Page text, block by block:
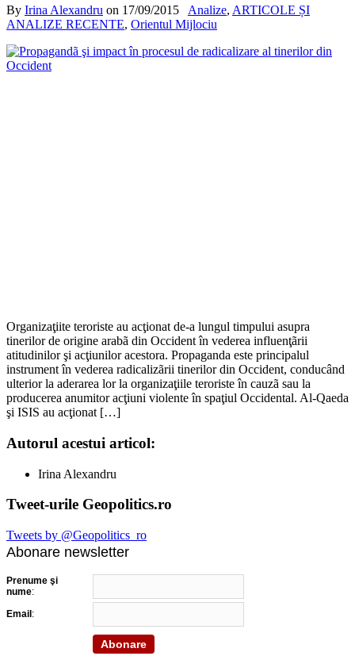
By Irina Alexandru on 17/09/2015 Analize, ARTICOLE ȘI
ANALIZE RECENTE, Orientul Mijlociu
Organizaţiite teroriste au acţionat de-a lungul timpului asupra
tinerilor de origine arabã din Occident în vederea influenţãrii
atitudinilor şi acţiunilor acestora. Propaganda este principalul
instrument în vederea radicalizãrii tinerilor din Occident, conducând
ulterior la aderarea lor la organizaţiile teroriste în cauzã sau la
producerea anumitor acţiuni violente în spaţiul Occidental. Al-Qaeda
şi ISIS au acţionat […]
Autorul acestui articol:
Irina Alexandru
Tweet-urile Geopolitics.ro
Tweets by @Geopolitics_ro
Abonare newsletter
Prenume şi
nume:
Email :